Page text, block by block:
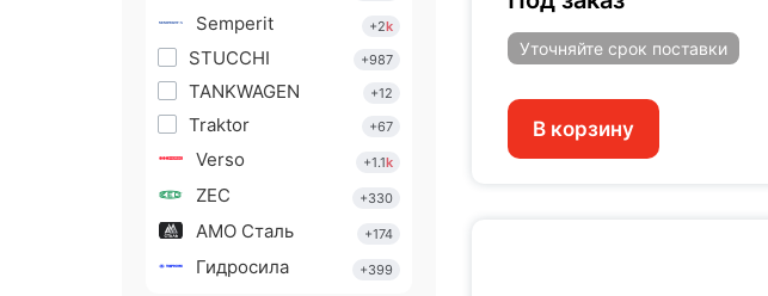
Semperit +2k
STUCCHI +987
TANKWAGEN +12
Traktor +67
Verso +1.1k
ZEC +330
АМО Сталь +174
Гидросила +399
Уточняйте срок поставки
В корзину